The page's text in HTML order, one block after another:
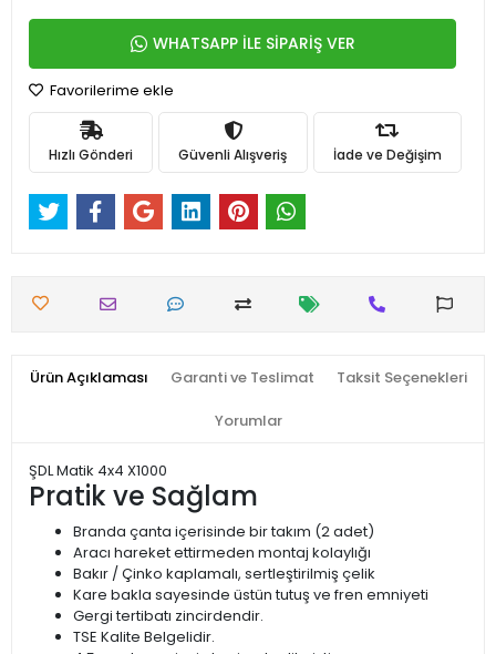
WHATSAPP İLE SİPARİŞ VER
Favorilerime ekle
Hızlı Gönderi Güvenli Alışveriş İade ve Değişim
Ürün Açıklaması Garanti ve Teslimat Taksit Seçenekleri
Yorumlar
ŞDL Matik 4x4 X1000
Pratik ve Sağlam
Branda çanta içerisinde bir takım (2 adet)
Aracı hareket ettirmeden montaj kolaylığı
Bakır / Çinko kaplamalı, sertleştirilmiş çelik
Kare bakla sayesinde üstün tutuş ve fren emniyeti
Gergi tertibatı zincirdendir.
TSE Kalite Belgelidir.